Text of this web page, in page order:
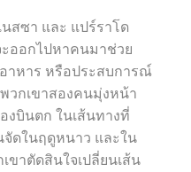
นสซา และ แปร์ราโด
ออกไปหาคนมาช่วย
าหาร หรือประสบการณ์
วกเขาสองคนมุ่งหน้า
งบินตก ในเส้นทางที่
จัดในฤดูหนาว และใน
ขาตัดสินใจเปลี่ยนเส้น